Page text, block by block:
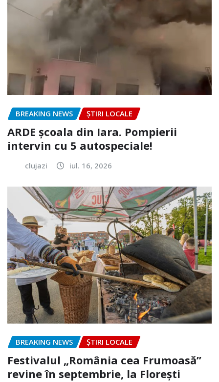
BREAKING NEWS ȘTIRI LOCALE
ARDE școala din Iara. Pompierii
intervin cu 5 autospeciale!
clujazi iul. 16, 2026
BREAKING NEWS ȘTIRI LOCALE
Festivalul „România cea Frumoasă”
revine în septembrie, la Florești